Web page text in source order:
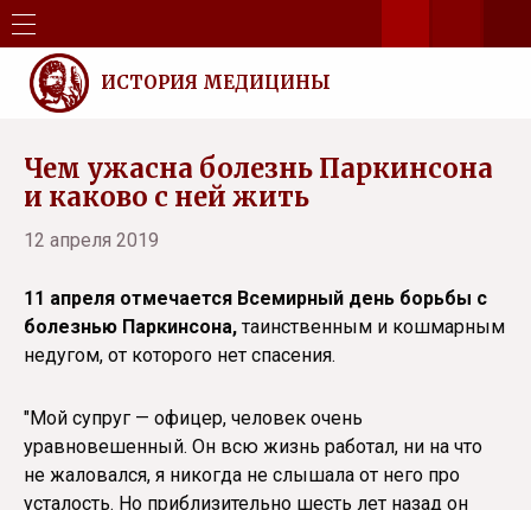
ИСТОРИЯ МЕДИЦИНЫ
Чем ужасна болезнь Паркинсона
и каково с ней жить
12 апреля 2019
11 апреля отмечается Всемирный день борьбы с
болезнью Паркинсона, таинственным и кошмарным
недугом, от которого нет спасения.
"Мой супруг — офицер, человек очень
уравновешенный. Он всю жизнь работал, ни на что
не жаловался, я никогда не слышала от него про
усталость. Но приблизительно шесть лет назад он